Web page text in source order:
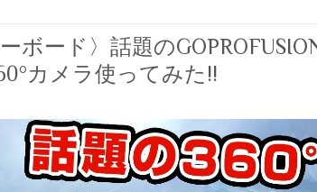
ーボード〉話題の
カメラ使ってみた!!